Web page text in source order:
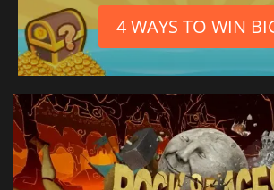
4 WAYS TO WIN